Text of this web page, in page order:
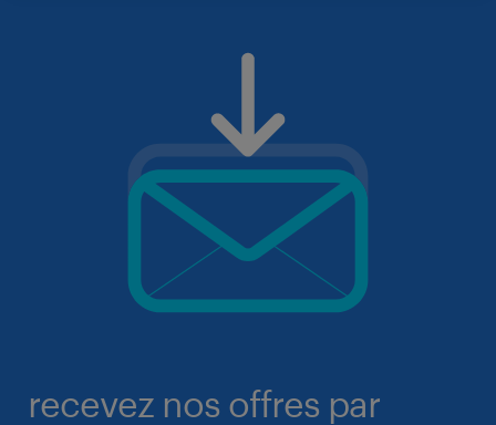
recevez nos offres par